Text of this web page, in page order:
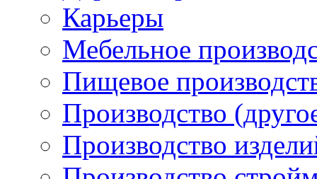
Карьеры
Мебельное
Пищевое
Производство
Производство